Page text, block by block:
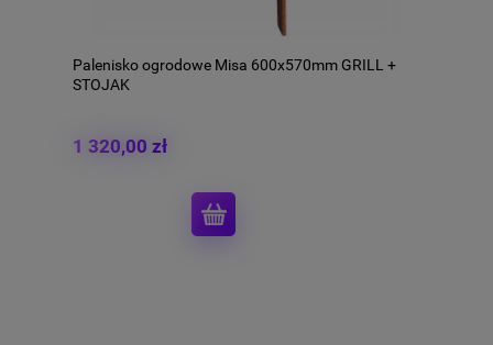
Palenisko ogrodowe Misa 600x570mm GRILL +
STOJAK
1 320,00 zł